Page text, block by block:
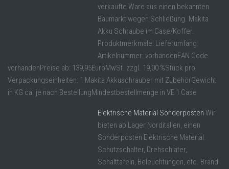
verkaufte Ware aus einen bekannten
Baumarkt wegen Schließung. Makita
Akku Schraube im Case/Koffer.
Produktmerkmale: Lieferumfang:
Artikelnummer: vorhandenEAN Code
vorhandenPreise ab: 139,95EuroMwSt. zzgl. 19,00 %Stück pro
Verpackungseinheiten: 1 Makita Akkuschrauber mit ZubehörGewicht
in KG ca. je nach BestellungMindestbestellmenge in VE 1 Case
Elektrische Material Sonderposten Wir
bieten ab Lager Norditalien, einen
Sonderposten Elektrische Material.
Schutzschalter, Drehschlater,
Schalttafeln, Beleuchtungen, etc. Brand